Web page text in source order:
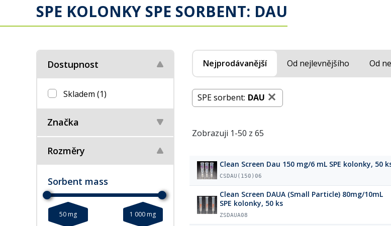
SPE KOLONKY SPE SORBENT: DAU
Dostupnost
Skladem (1)
Značka
Rozměry
Sorbent mass
50 mg 1 000 mg
Nejprodávanější Od nejlevnějšího Od
SPE sorbent: DAU
Zobrazuji 1-50 z 65
Clean Screen Dau 150 mg/6 mL SPE kolonky, 50
CSDAU(150)06
Clean Screen DAUA (Small Particle) 80mg/10mL
SPE kolonky, 50 ks
ZSDAUA08